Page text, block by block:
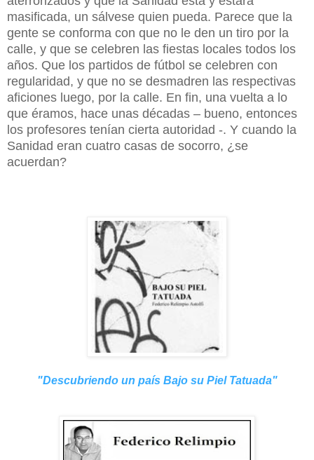
masificada, un sálvese quien pueda. Parece que la
gente se conforma con que no le den un tiro por la
calle, y que se celebren las fiestas locales todos los
años. Que los partidos de fútbol se celebren con
regularidad, y que no se desmadren las respectivas
aficiones luego, por la calle. En fin, una vuelta a lo
que éramos, hace unas décadas – bueno, entonces
los profesores tenían cierta autoridad -. Y cuando la
Sanidad eran cuatro casas de socorro, ¿se
acuerdan?
"Descubriendo un país Bajo su Piel Tatuada"